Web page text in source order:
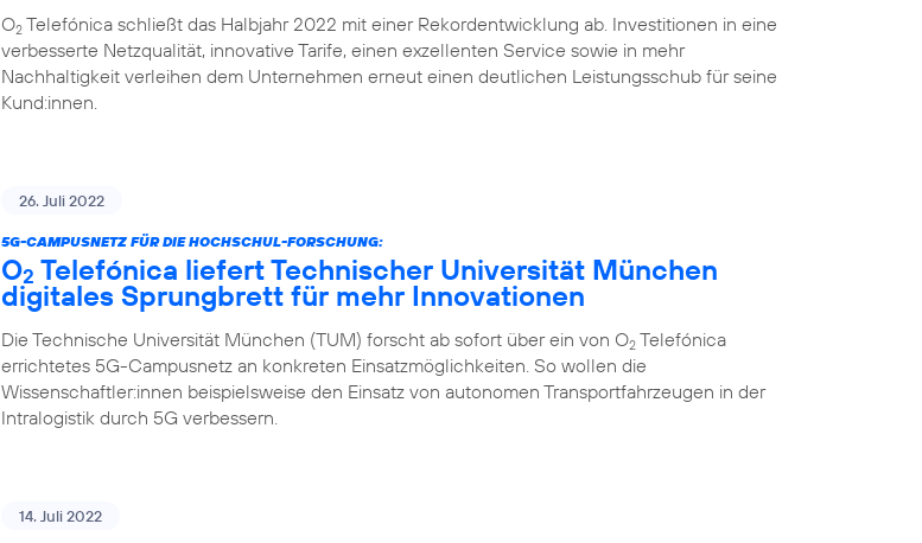
O2 Telefónica schließt das Halbjahr 2022 mit einer Rekordentwicklung ab. Investitionen in eine
verbesserte Netzqualität, innovative Tarife, einen exzellenten Service sowie in mehr
Nachhaltigkeit verleihen dem Unternehmen erneut einen deutlichen Leistungsschub für seine
Kund:innen.
26. Juli 2022
5G-CAMPUSNETZ FÜR DIE HOCHSCHUL-FORSCHUNG:
O2 Telefónica liefert Technischer Universität München
digitales Sprungbrett für mehr Innovationen
Die Technische Universität München (TUM) forscht ab sofort über ein von O2 Telefónica
errichtetes 5G-Campusnetz an konkreten Einsatzmöglichkeiten. So wollen die
Wissenschaftler:innen beispielsweise den Einsatz von autonomen Transportfahrzeugen in der
Intralogistik durch 5G verbessern.
14. Juli 2022